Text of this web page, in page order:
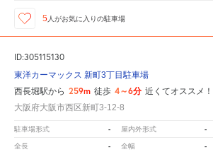
5人がお気に入りの駐車場
ID:305115130
東洋カーマックス 新町3丁目駐車場
西長堀駅から 259m 徒歩 4～6分 近くてオススメ！
大阪府大阪市西区新町3-12-8
駐車場形式 - 屋内外形式 -
全長 - 全幅 -